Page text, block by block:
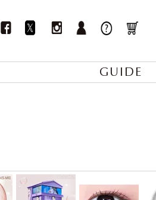
GUIDE